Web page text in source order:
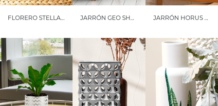
FLORERO STELLA CHICO JARRÓN GEO SHADE JARRÓN HORUS GRANDE